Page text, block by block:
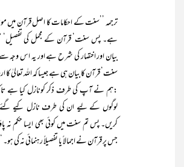
ترجمہ ’’سنت کے احکامات کا اصل قرآن میں
ہے۔ پس سنت‘ قرآن کے مجمل کی تفصیل‘
بیان اور اختصار کی شرح ہے اور یہ اس وجہ
سنت‘ قرآن کا بیان ہی ہے جیسا کہ اللہ تعالیٰ
:ہم نے آپ کی طرف ذکر کونازل کیا ہے
لوگوں کے لیے ان کی طرف نازل کیے گئے
کریں۔ پس تم سنت میں کوئی بھی ایسا حکم نہ
جس پر قرآن نے اجمالاً یا تفصیلاً رہنمائی نہ کی ہو۔ ‘‘